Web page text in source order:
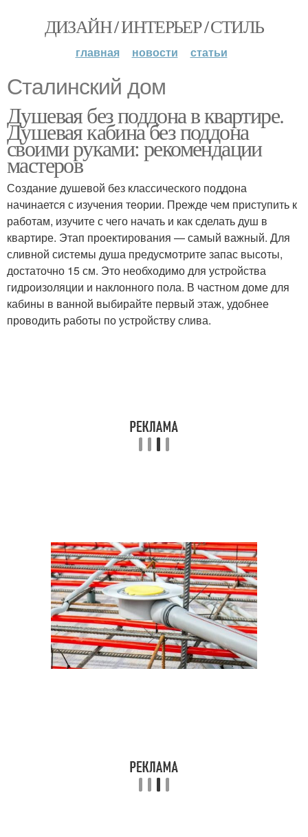
ДИЗАЙН / ИНТЕРЬЕР / СТИЛЬ
главная новости статьи
Сталинский дом
Душевая без поддона в квартире.
Душевая кабина без поддона
своими руками: рекомендации
мастеров
Создание душевой без классического поддона
начинается с изучения теории. Прежде чем приступить к
работам, изучите с чего начать и как сделать душ в
квартире. Этап проектирования — самый важный. Для
сливной системы душа предусмотрите запас высоты,
достаточно 15 см. Это необходимо для устройства
гидроизоляции и наклонного пола. В частном доме для
кабины в ванной выбирайте первый этаж, удобнее
проводить работы по устройству слива.